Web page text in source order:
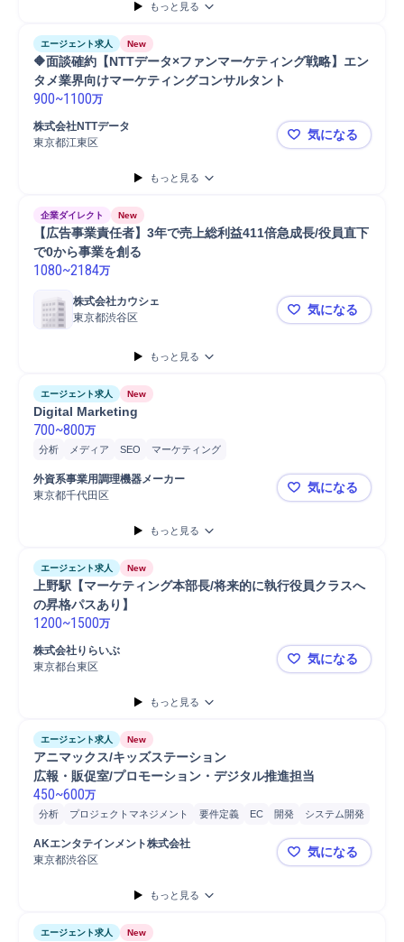
もっと見る
エージェント求人 New
🔶面談確約【NTTデータ×ファンマーケティング戦略】エン
タメ業界向けマーケティングコンサルタント
900~1100万
株式会社NTTデータ
東京都江東区
🔶面談確約
気になる
もっと見る
企業ダイレクト New
【広告事業責任者】3年で売上総利益411倍急成長/役員直下
で0から事業を創る
1080~2184万
株式会社カウシェ
東京都渋谷区
【広告事業
気になる
もっと見る
エージェント求人 New
Digital Marketing
700~800万
分析 メディア SEO
マーケティング
デジタルマーケティング戦略策定
外資系事業用調理機器メーカー
東京都千代田区
Digital
気になる
もっと見る
エージェント求人 New
上野駅【マーケティング本部長/将来的に執行役員クラスへ
の昇格パスあり】
1200~1500万
株式会社りらいぶ
東京都台東区
上野駅【マ
気になる
もっと見る
エージェント求人 New
アニマックス/キッズステーション
広報・販促室/プロモーション・デジタル推進担当
450~600万
分析 プロジェクトマネジメント 要件定義 EC 開発 システム開発
AKエンタテインメント株式会社
東京都渋谷区
アニマック
気になる
もっと見る
エージェント求人 New